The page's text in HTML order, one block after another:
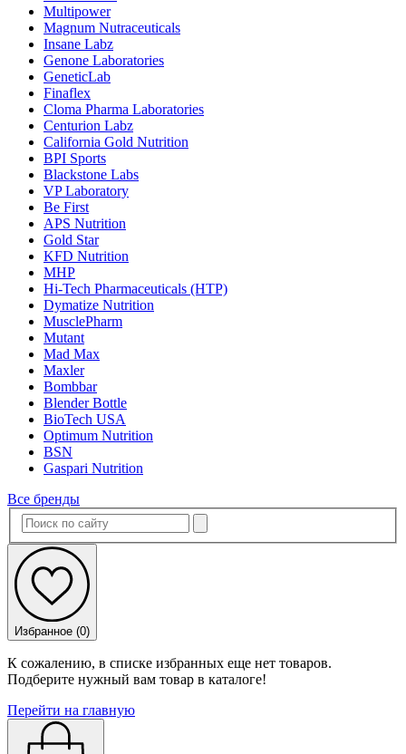
Multipower
Magnum Nutraceuticals
Insane Labz
Genone Laboratories
GeneticLab
Finaflex
Cloma Pharma Laboratories
Centurion Labz
California Gold Nutrition
BPI Sports
Blackstone Labs
VP Laboratory
Be First
APS Nutrition
Gold Star
KFD Nutrition
MHP
Hi-Tech Pharmaceuticals (HTP)
Dymatize Nutrition
MusclePharm
Mutant
Mad Max
Maxler
Bombbar
Blender Bottle
BioTech USA
Optimum Nutrition
BSN
Gaspari Nutrition
Все бренды
Избранное (0)
К сожалению, в списке избранных еще нет товаров.
Подберите нужный вам товар в каталоге!
Перейти на главную